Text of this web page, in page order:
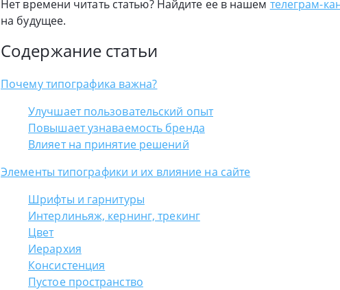
Нет времени читать статью? Найдите ее в нашем телеграм-
на будущее.
Содержание статьи
Почему типографика важна?
Улучшает пользовательский опыт
Повышает узнаваемость бренда
Влияет на принятие решений
Элементы типографики и их влияние на сайте
Шрифты и гарнитуры
Интерлиньяж, кернинг, трекинг
Цвет
Иерархия
Консистенция
Пустое пространство